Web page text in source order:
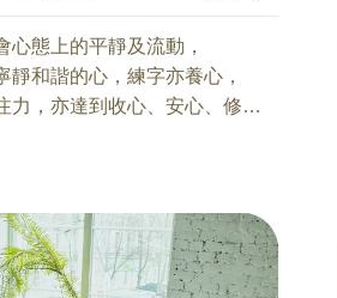
，理解地質與自然環境的形
地方產業與文化移動。
行學－風土人文之旅》10月16
心態上的平靜及流動，
靜和諧的心，練字亦養心，
力，亦達到收心、安心、修心
老師